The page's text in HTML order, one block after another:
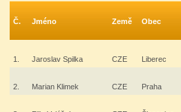
Č. Jméno Země Obec
1. Jaroslav Spilka CZE Liberec
2. Marian Klimek CZE Praha